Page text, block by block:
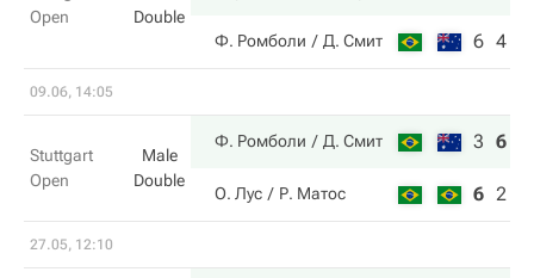
Open
Double
Ф. Ромболи Д. Смит 6 4
09.06, 14:05
Stuttgart
Open
Male
Double
Ф. Ромболи Д. Смит 3 6
О. Лус Р. Матос 6 2
27.05, 12:10